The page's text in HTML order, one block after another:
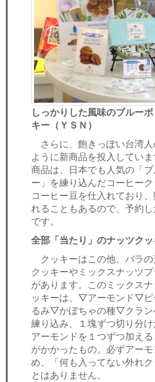
しっかりした風味のブルー
キー（ＹＳＮ）
さらに、飽きっぽい台湾
ように新商品を投入してい
商品は、日本でも人気の「
ー」を練り込んだコーヒー
コーヒー豆を仕入れており
れることもあるので、予約
です。
全部「当たり」のナッツク
クッキーはこの他、バラの
クッキーやミックスナッツ
があります。このミックス
ッキーは、▽アーモンド▽ピ
るみ▽かぼちゃの種▽クラ
練り込み、１塊ずつ切り分
アーモンドを１つずつ加え
がかかったもの。必ずアー
め、「何も入ってない外れ
とはありません。